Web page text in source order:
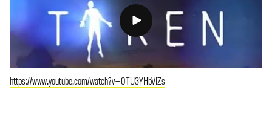
https://www.youtube.com/watch?v=0TU3YHbVIZs